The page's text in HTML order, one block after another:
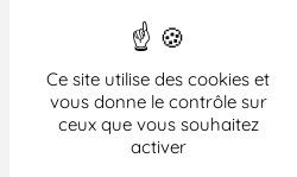
Ce site utilise des cookies et
vous donne le contrôle sur
ceux que vous souhaitez
activer